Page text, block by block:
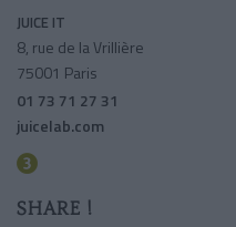
JUICE IT
8, rue de la Vrillière
75001 Paris
01 73 71 27 31
juicelab.com
SHARE !